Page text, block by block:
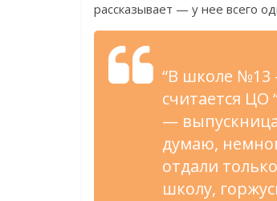
рассказывает — у нее всего
“В школе
считается ЦО
—
думаю,
отдали
школу,